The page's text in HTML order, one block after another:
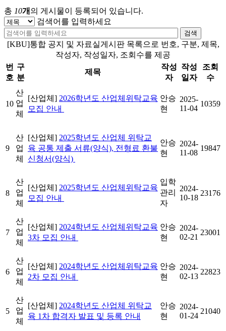
총 10개 의 게시물이 등록되어 있습니다.
검색어를 입력하세요
검색
[KBU]통합 공지 및 자료실게시판 목록으로 번호, 구분, 제목,
작성자, 작성일자, 조회수를 제공
번
호
구
분
제목
작성
자
작성
일자
조회
수
10
산
업
체
[산업체] 2026학년도 산업체위탁교육
모집 안내
안승
현
2025-
11-04
10359
9
산
업
체
[산업체] 2025학년도 산업체 위탁교
육 공통 제출 서류(양식), 전형료 환불
신청서(양식)
안승
현
2024-
11-08
19847
8
산
업
체
[산업체] 2025학년도 산업체위탁교육
모집 안내
입학
관리
자
2024-
10-18
23176
7
산
업
체
[산업체] 2024학년도 산업체위탁교육
3차 모집 안내
안승
현
2024-
02-21
23001
6
산
업
체
[산업체] 2024학년도 산업체위탁교육
2차 모집 안내
안승
현
2024-
02-13
22823
5
산
업
체
[산업체] 2024학년도 산업체 위탁교
육 1차 합격자 발표 및 등록 안내
안승
현
2024-
01-24
21040